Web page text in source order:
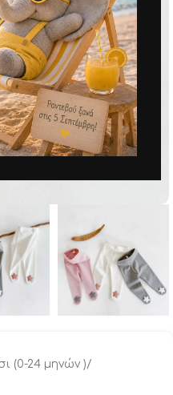
(0-24 μηνών )/